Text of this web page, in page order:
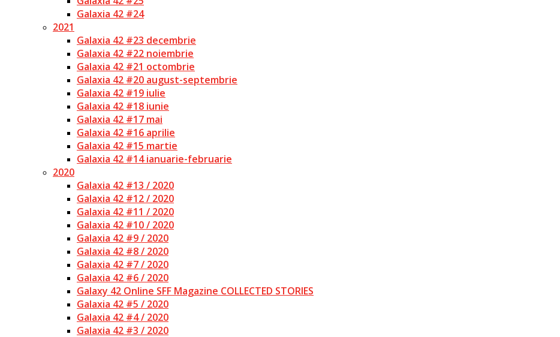
Galaxia 42 #24
2021
Galaxia 42 #23 decembrie
Galaxia 42 #22 noiembrie
Galaxia 42 #21 octombrie
Galaxia 42 #20 august-septembrie
Galaxia 42 #19 iulie
Galaxia 42 #18 iunie
Galaxia 42 #17 mai
Galaxia 42 #16 aprilie
Galaxia 42 #15 martie
Galaxia 42 #14 ianuarie-februarie
2020
Galaxia 42 #13 / 2020
Galaxia 42 #12 / 2020
Galaxia 42 #11 / 2020
Galaxia 42 #10 / 2020
Galaxia 42 #9 / 2020
Galaxia 42 #8 / 2020
Galaxia 42 #7 / 2020
Galaxia 42 #6 / 2020
Galaxy 42 Online SFF Magazine COLLECTED STORIES
Galaxia 42 #5 / 2020
Galaxia 42 #4 / 2020
Galaxia 42 #3 / 2020